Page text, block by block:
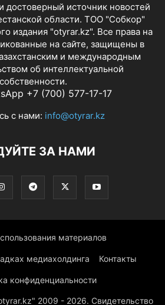
достоверный источник новостей
области. ТОО "Собкор"
издания "otyrar.kz". Все права на
на сайте, защищены в
и международным
об интеллектуальной
собственности.
+7 (700) 577-17-17
с нами: info@otyrar.kz
ЗА НАМИ
материалов
медиахолдинга Контакты
конфиденциальности
2009 - 2026. Свидетельство